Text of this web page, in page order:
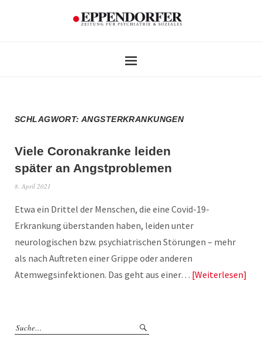
SCHLAGWORT:ANGSTERKRANKUNGEN
Viele Coronakranke leiden
später an Angstproblemen
8. April 2021
Etwa ein Drittel der Menschen, die eine Covid-19-
Erkrankung überstanden haben, leiden unter
neurologischen bzw. psychiatrischen Störungen – mehr
als nach Auftreten einer Grippe oder anderen
Atemwegsinfektionen. Das geht aus einer… Weiterlesen